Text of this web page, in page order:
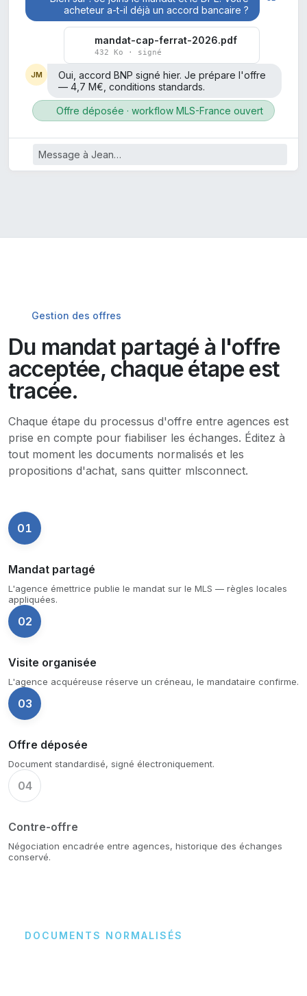
acheteur a-t-il déjà un accord bancaire ?
mandat-cap-ferrat-2026.pdf
432 Ko · signé
JM
Oui, accord BNP signé hier. Je prépare l'offre
— 4,7 M€, conditions standards.
Offre déposée · workflow MLS-France ouvert
Gestion des offres
Du mandat partagé à l'offre
acceptée, chaque étape est
tracée.
Chaque étape du processus d'offre entre agences est
prise en compte pour fiabiliser les échanges. Éditez à
tout moment les documents normalisés et les
propositions d'achat, sans quitter mlsconnect.
01
Mandat partagé
L'agence émettrice publie le mandat sur le MLS — règles locales
appliquées.
02
Visite organisée
L'agence acquéreuse réserve un créneau, le mandataire confirme.
03
Offre déposée
Document standardisé, signé électroniquement.
04
Contre-offre
Négociation encadrée entre agences, historique des échanges
conservé.
DOCUMENTS NORMALISÉS